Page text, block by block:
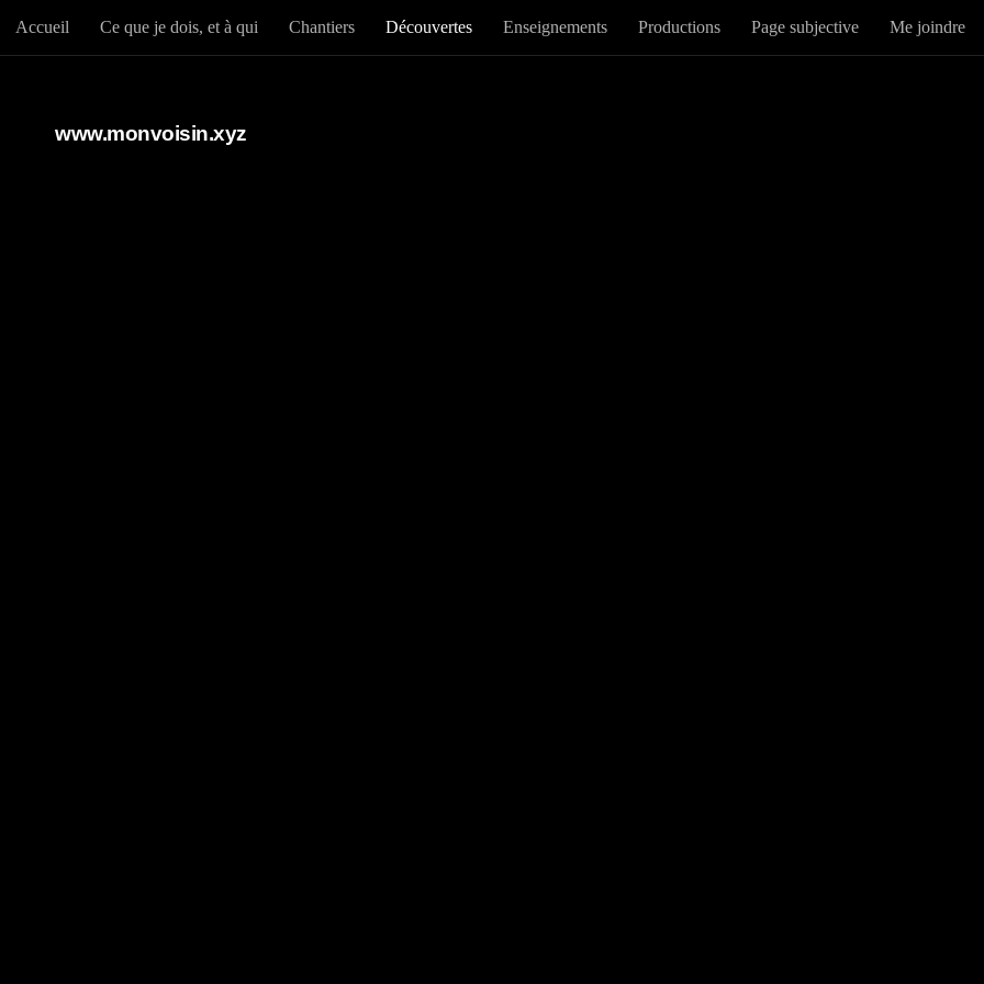
Au dessous du contenu
Accueil Ce que je dois, et à qui Chantiers Découvertes Enseignements Productions Page subjective Me joindre
www.monvoisin.xyz